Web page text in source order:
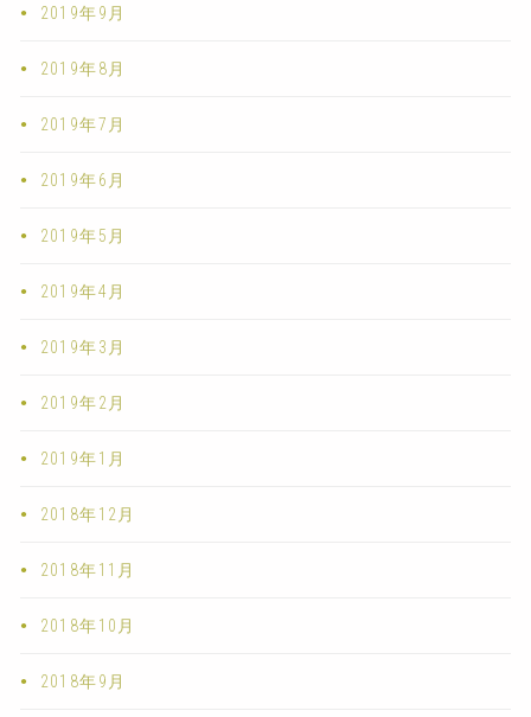
2019年9月
2019年8月
2019年7月
2019年6月
2019年5月
2019年4月
2019年3月
2019年2月
2019年1月
2018年12月
2018年11月
2018年10月
2018年9月